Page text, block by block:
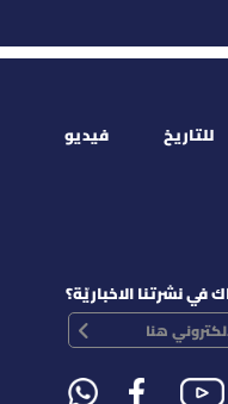
للتاريخ فيديو
في نشرتنا الاخباريّة؟